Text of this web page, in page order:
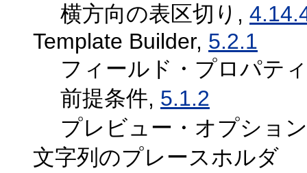
横方向の表区切り,
Template Builder, 5.2.1
フィールド・プロパテ
前提条件, 5.1.2
プレビュー・オプショ
文字列のプレースホルダ